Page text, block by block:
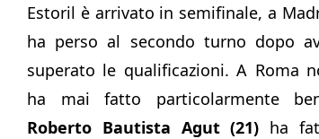
Estoril è arrivato in semifinale, a
ha perso al secondo turno dopo
superato le qualificazioni. A Roma
ha mai fatto particolarmente
Roberto Bautista Agut (21) ha